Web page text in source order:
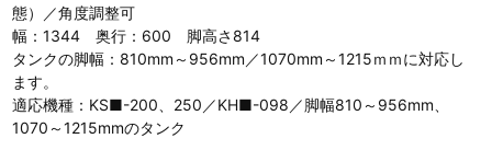
態）／角度調整可
幅：1344 奥行：600 脚高さ814
タンクの脚幅：810mm～956mm／1070mm～1215ｍｍに対応し
ます。
適応機種：KS■-200、250／KH■-098／脚幅810～956mm、
1070～1215mmのタンク